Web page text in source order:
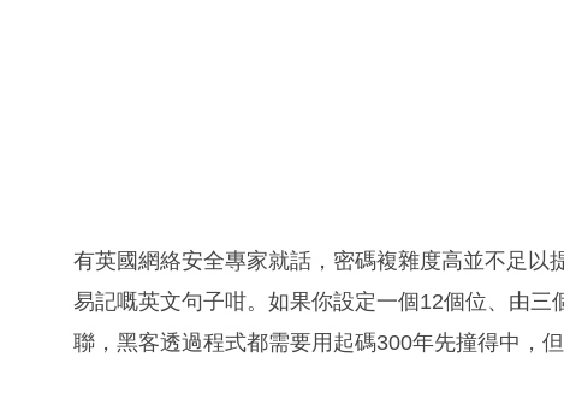
有英國網絡安全專家就話，密碼複雜度高並不足
易記嘅英文句子咁。如果你設定一個12個位、由
聯，黑客透過程式都需要用起碼300年先撞得中，